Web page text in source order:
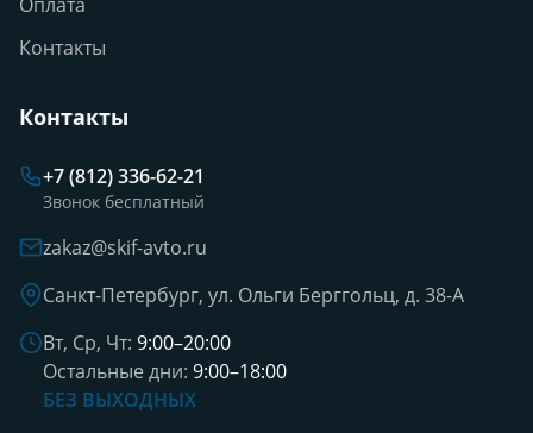
Контакты
Контакты
+7 (812) 336-62-21
Звонок бесплатный
zakaz@skif-avto.ru
Санкт-Петербург, ул. Ольги Берггольц, д. 38-А
Вт, Ср, Чт: 9:00–20:00
Остальные дни: 9:00–18:00
БЕЗ ВЫХОДНЫХ